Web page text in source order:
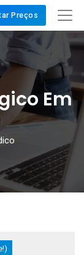
Preços
Em